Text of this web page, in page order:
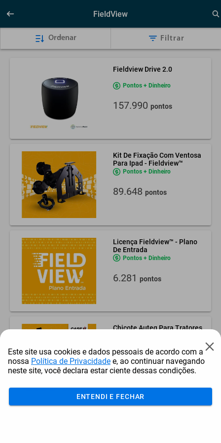
FieldView
Ordenar Filtrar
Fieldview Drive 2.0
Pontos + Dinheiro
157.990 pontos
Kit De Fixação Com Ventosa
Para Ipad - Fieldview™
Pontos + Dinheiro
89.648 pontos
Licença Fieldview™ - Plano
De Entrada
Pontos + Dinheiro
6.281 pontos
Chicote Auteq Para Tratores
33.903 pontos -23%
26.129pontos
Este site usa cookies e dados pessoais de acordo com a
nossa Política de Privacidade e, ao continuar navegando
neste site, você declara estar ciente dessas condições.
ENTENDI E FECHAR